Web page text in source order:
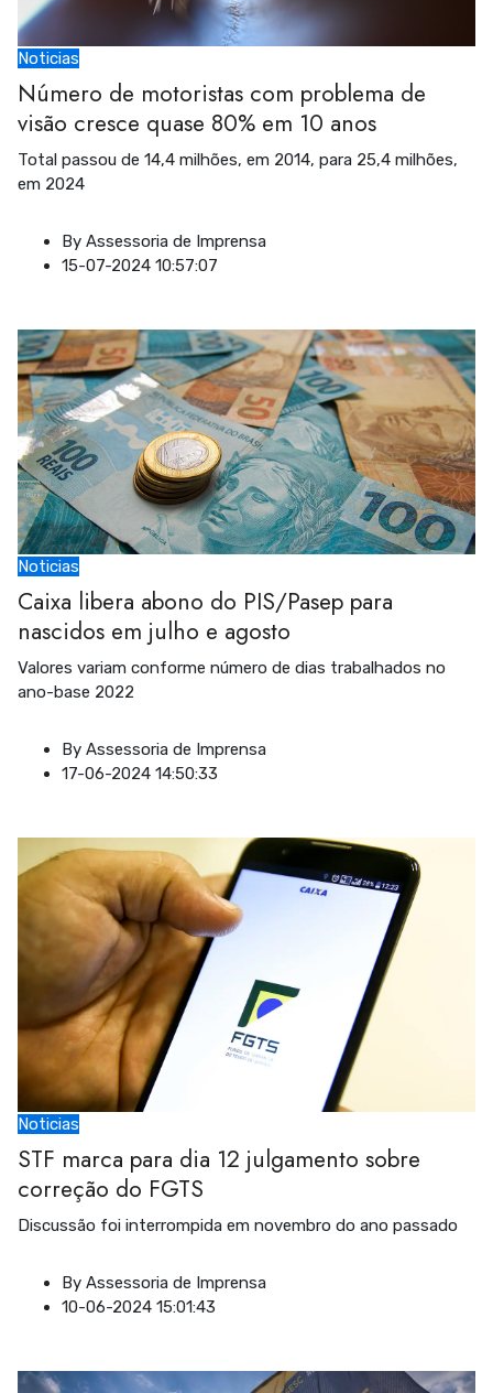
Noticias
Número de motoristas com problema de
visão cresce quase 80% em 10 anos
Total passou de 14,4 milhões, em 2014, para 25,4 milhões,
em 2024
By Assessoria de Imprensa
15-07-2024 10:57:07
Noticias
Caixa libera abono do PIS/Pasep para
nascidos em julho e agosto
Valores variam conforme número de dias trabalhados no
ano-base 2022
By Assessoria de Imprensa
17-06-2024 14:50:33
Noticias
STF marca para dia 12 julgamento sobre
correção do FGTS
Discussão foi interrompida em novembro do ano passado
By Assessoria de Imprensa
10-06-2024 15:01:43